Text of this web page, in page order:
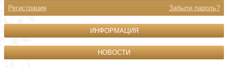
Регистрация Забыли пароль?
ИНФОРМАЦИЯ
НОВОСТИ